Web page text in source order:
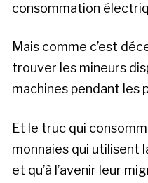
consommation
Mais comme c’est
trouver les mineurs
machines pendant les
Et le truc qui
monnaies qui utilisent
et qu’à l’avenir leur